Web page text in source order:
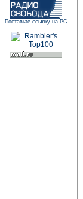
Поставьте ссылку на РС